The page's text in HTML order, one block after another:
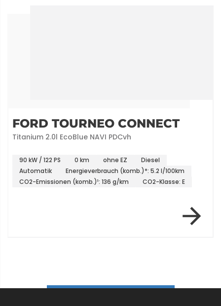
FORD TOURNEO CONNECT
Titanium 2.0l EcoBlue NAVI PDCvh
90 kW / 122 PS 0 km ohne EZ
Diesel
Automatik
Energieverbrauch (komb.)*: 5.2 l/100km
CO2-Emissionen (komb.)¹: 136 g/km
CO2-Klasse: E